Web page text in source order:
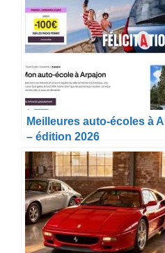
Meilleures auto-écoles à
– édition 2026